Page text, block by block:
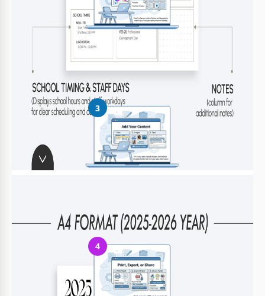
Personalizza tutto
Modifica facilmente colori, font e layout secondo il tuo stile
3
4